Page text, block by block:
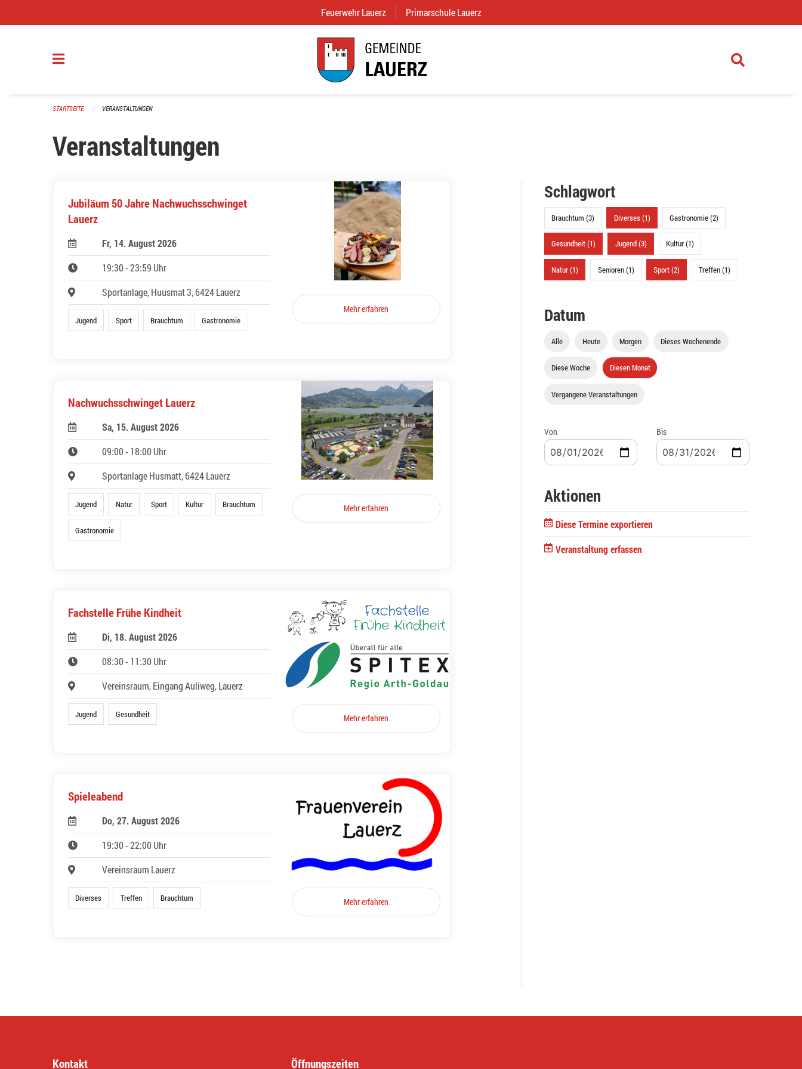
Feuerwehr Lauerz (External Link)
Primarschule Lauerz
STARTSEITE VERANSTALTUNGEN
Veranstaltungen
Jubiläum 50 Jahre Nachwuchsschwinget
Lauerz
Fr, 14. August 2026
19:30 - 23:59 Uhr
Sportanlage, Huusmat 3, 6424 Lauerz
Jugend Sport Brauchtum Gastronomie
Mehr erfahren
Nachwuchsschwinget Lauerz
Sa, 15. August 2026
09:00 - 18:00 Uhr
Sportanlage Husmatt, 6424 Lauerz
Jugend Natur Sport Kultur Brauchtum
Gastronomie
Mehr erfahren
Fachstelle Frühe Kindheit
Di, 18. August 2026
08:30 - 11:30 Uhr
Vereinsraum, Eingang Auliweg, Lauerz
Jugend Gesundheit Mehr erfahren
Spieleabend
Do, 27. August 2026
19:30 - 22:00 Uhr
Vereinsraum Lauerz
Diverses Treffen Brauchtum Mehr erfahren
Schlagwort
Brauchtum (3) Diverses (1) Gastronomie (2)
Gesundheit (1) Jugend (3) Kultur (1)
Natur (1) Senioren (1) Sport (2) Treffen (1)
Datum
Alle Heute Morgen Dieses Wochenende
Diese Woche Diesen Monat
Vergangene Veranstaltungen
Von Bis
Aktionen
Diese Termine exportieren
Veranstaltung erfassen
Kontakt Öffnungszeiten